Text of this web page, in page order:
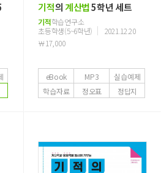
기적의계산법5학년 세트
기적학습연구소
초등학생(5~6학년)
2021.12.20
￦17,000
eBook MP3
실습예제
학습자료
정오표 정답지